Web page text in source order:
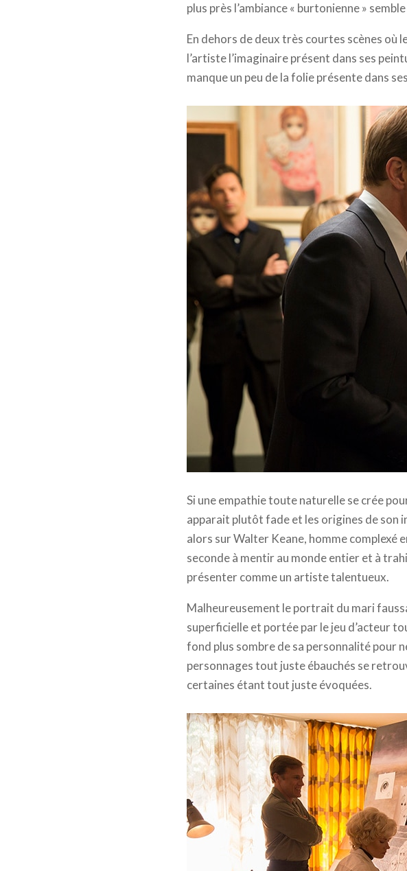
plus près l’ambiance « burtonienne »
En dehors de deux très courtes scènes où
l’artiste l’imaginaire présent dans ses
manque un peu de la folie présente dans
Si une empathie toute naturelle se crée
apparait plutôt fade et les origines de son
alors sur Walter Keane, homme complexé
seconde à mentir au monde entier et à
présenter comme un artiste talentueux.
Malheureusement le portrait du mari
superficielle et portée par le jeu d’acteur
fond plus sombre de sa personnalité pour
personnages tout juste ébauchés se
certaines étant tout juste évoquées.